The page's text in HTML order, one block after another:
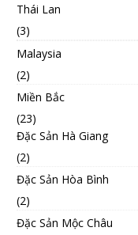
Thái Lan
(3)
Malaysia
(2)
Miền Bắc
(23)
Đặc Sản Hà Giang
(2)
Đặc Sản Hòa Bình
(2)
Đặc Sản Mộc Châu